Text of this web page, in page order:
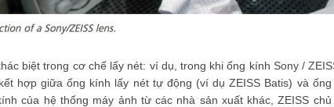
biệt trong cơ chế lấy nét: ví dụ, trong khi ống kính Sony /
hợp giữa ống kính lấy nét tự động (ví dụ ZEISS Batis) và
của hệ thống máy ảnh từ các nhà sản xuất khác, ZEISS